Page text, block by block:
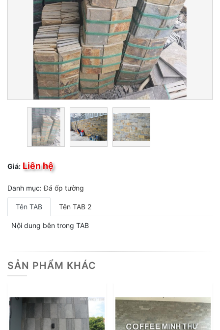
Giá: Liên hệ
Danh mục:Đá ốp tường
Tên TAB Tên TAB 2
Nội dung bên trong TAB
SẢN PHẨM KHÁC